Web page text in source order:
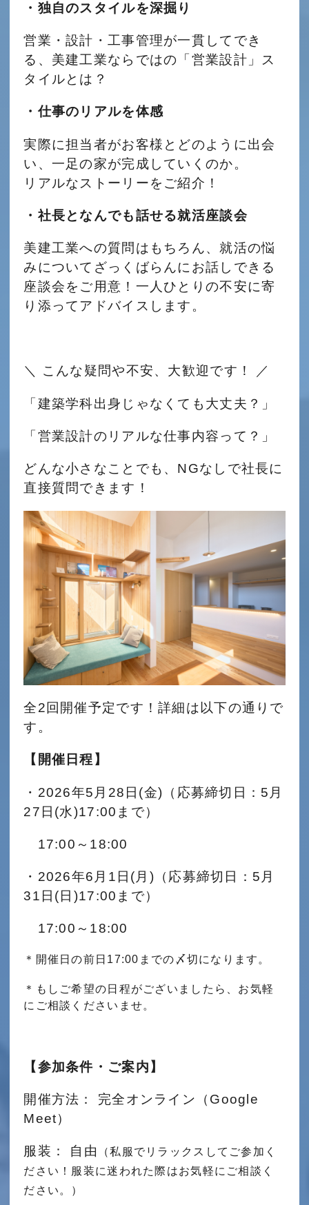
・独自のスタイルを深掘り
営業・設計・工事管理が一貫してでき
る、美建工業ならではの「営業設計」ス
タイルとは？
・仕事のリアルを体感
実際に担当者がお客様とどのように出会
い、一足の家が完成していくのか。
リアルなストーリーをご紹介！
・社長となんでも話せる就活座談会
美建工業への質問はもちろん、就活の悩
みについてざっくばらんにお話しできる
座談会をご用意！一人ひとりの不安に寄
り添ってアドバイスします。
＼ こんな疑問や不安、大歓迎です！ ／
「建築学科出身じゃなくても大丈夫？」
「営業設計のリアルな仕事内容って？」
どんな小さなことでも、NGなしで社長に
直接質問できます！
全2回開催予定です！詳細は以下の通りで
す。
【開催日程】
・2026年5月28日(金)（応募締切日：5月
27日(水)17:00まで）
17:00～18:00
・2026年6月1日(月)（応募締切日：5月
31日(日)17:00まで）
17:00～18:00
＊開催日の前日17:00までの〆切になります。
＊もしご希望の日程がございましたら、お気軽
にご相談くださいませ。
【参加条件・ご案内】
開催方法： 完全オンライン（ Google
Meet）
服装： 自由
（私服でリラックスしてご参加く
ださい！ 服装に迷われた際はお気軽にご相談く
ださい。 ）